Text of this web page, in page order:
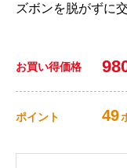
ズボンを脱がずに
お買い得価格
ポイント 49